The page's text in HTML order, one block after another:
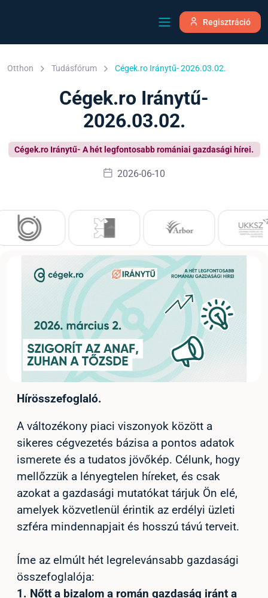
Regisztráció
Otthon Tudásfórum Cégek.ro Iránytű- 2026.03.02.
Cégek.ro Iránytű-
2026.03.02.
Cégek.ro Iránytű- A hét legfontosabb romániai gazdasági hírei.
2026-06-10
Hírösszefoglaló.
A változékony piaci viszonyok között a
sikeres cégvezetés bázisa a pontos adatok
ismerete és a tudatos jövőkép. Célunk, hogy
mellőzzük a lényegtelen híreket, és csak
azokat a gazdasági mutatókat tárjuk Ön elé,
amelyek közvetlenül érintik az erdélyi üzleti
szféra mindennapjait és hosszú távú terveit.
Íme az elmúlt hét legrelevánsabb gazdasági
összefoglalója:
1. Nőtt a bizalom a román gazdaság iránt a